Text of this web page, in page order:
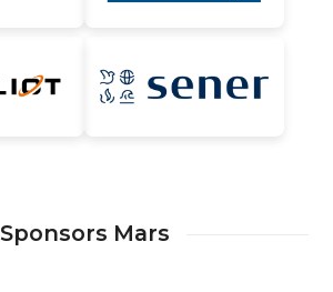
Sponsors Mars